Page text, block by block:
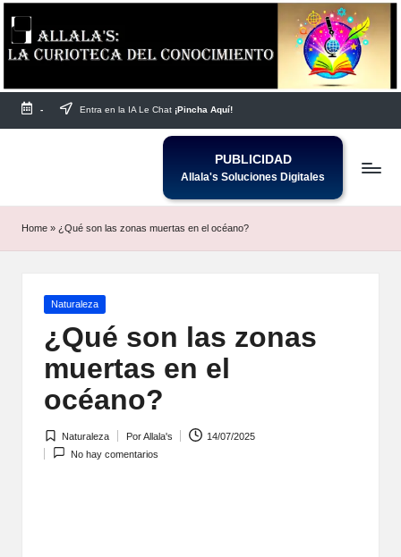
Saltar
al
- Entra en la IA Le Chat ¡Pincha Aquí!
PUBLICIDAD
Allala's Soluciones Digitales
Home » ¿Qué son las zonas muertas en el océano?
Publicada
Naturaleza
¿Qué son las zonas
muertas en el
océano?
Publicada
en
Naturaleza PorAllala's
14/07/2025
No hay comentarios